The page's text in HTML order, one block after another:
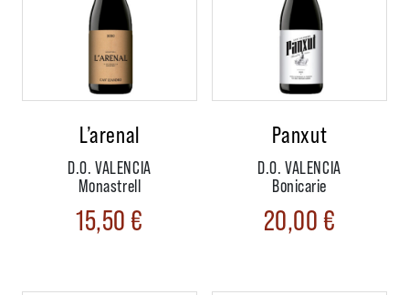
L’arenal
D.O. VALENCIA
Monastrell
15,50€
Panxut
D.O. VALENCIA
Bonicarie
20,00€